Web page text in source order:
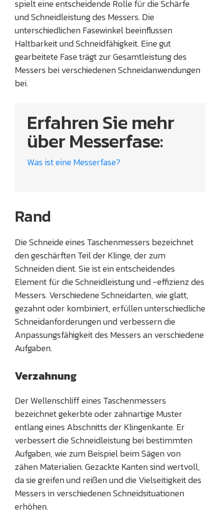
spielt eine entscheidende Rolle für die Schärfe
und Schneidleistung des Messers. Die
unterschiedlichen Fasewinkel beeinflussen
Haltbarkeit und Schneidfähigkeit. Eine gut
gearbeitete Fase trägt zur Gesamtleistung des
Messers bei verschiedenen Schneidanwendungen
bei.
Erfahren Sie mehr
über Messerfase:
Was ist eine Messerfase?
Rand
Die Schneide eines Taschenmessers bezeichnet
den geschärften Teil der Klinge, der zum
Schneiden dient. Sie ist ein entscheidendes
Element für die Schneidleistung und -effizienz des
Messers. Verschiedene Schneidarten, wie glatt,
gezahnt oder kombiniert, erfüllen unterschiedliche
Schneidanforderungen und verbessern die
Anpassungsfähigkeit des Messers an verschiedene
Aufgaben.
Verzahnung
Der Wellenschliff eines Taschenmessers
bezeichnet gekerbte oder zahnartige Muster
entlang eines Abschnitts der Klingenkante. Er
verbessert die Schneidleistung bei bestimmten
Aufgaben, wie zum Beispiel beim Sägen von
zähen Materialien. Gezackte Kanten sind wertvoll,
da sie greifen und reißen und die Vielseitigkeit des
Messers in verschiedenen Schneidsituationen
erhöhen.